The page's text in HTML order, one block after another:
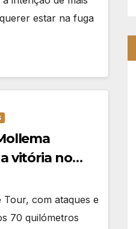
estar na fuga
vitória no
Tour, com ataques e
70 quilómetros